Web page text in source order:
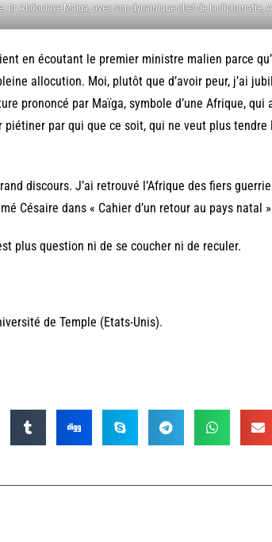
Dr Abdoulaye Maiga, avec son dynamique chef de la diplomatie,
en écoutant le premier ministre malien parce
allocution. Moi, plutôt que d’avoir peur, j’ai
prononcé par Maïga, symbole d’une Afrique, qui
par qui que ce soit, qui ne veut plus tendre
discours. J’ai retrouvé l’Afrique des fiers
Césaire dans « Cahier d’un retour au pays natal
plus question ni de se coucher ni de reculer.
de Temple (Etats-Unis).